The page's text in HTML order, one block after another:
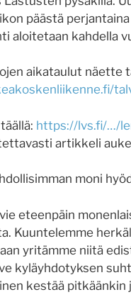
päästä
aloitetaan kahdella
aikataulut näette
https://lvs.fi/…/
artikkeli
moni
eteenpäin
Kuuntelemme
yritämme niitä
kyläyhdotyksen
kestää